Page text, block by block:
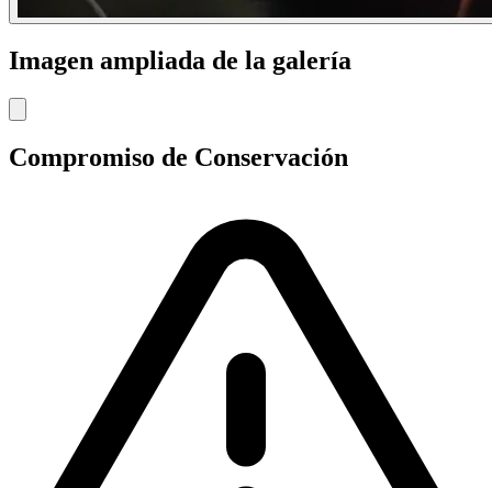
Imagen ampliada de la galería
Compromiso de Conservación